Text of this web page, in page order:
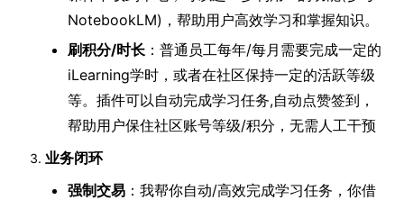
NotebookLM)，帮助用户高效学习和掌握知识。
刷积分/时长 ：普通员工每年/每月需要完成一定的
iLearning学时，或者在社区保持一定的活跃等级
等。插件可以自动完成学习任务,自动点赞签到，
帮助用户保住社区账号等级/积分，无需人工干预
业务闭环
强制交易 ：我帮你自动/高效完成学习任务，你借